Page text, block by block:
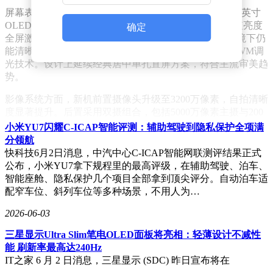
屏幕表现成为新机一大亮点。Turbo 6X Pro预计配备6.78英寸
OLED高刷屏，分辨率达1.5K，支持144Hz刷新率，峰值亮度
全屏激发1800nits，局部激发亮度高达3600nits，强光环境下仍
能清晰显示。为保护用户视力，屏幕采用3840Hz高频PWM调
光技术。设计上延续经典居中单孔直屏方案，符合主流审美趋
势。
影像系统方面，新机前置摄像头升级至3200万像素，自拍清晰
万像素景深镜头，满足日常拍摄需求。若用户需要专业级影像
体验，合并后的OPPO Find X9系列更值得关注，该系列搭载
哈苏影像系统，配备旗舰级传感器与独立影像芯片，AI算法
进一步优化成像效果。
续航能力持续强化。Turbo 6X Pro采用冰川电池技术，电池容
量达8000mAh级别，支持80W有线快充，充电速度与续航时长
均优于标准版。此前发布的Turbo 6已配备9000mAh超大电
满级防水，机身结构经过特殊加固，抗摔性能同步提升。这一
系列升级使Turbo系列在中端市场竞争力进一步增强。
确定
小米YU7闪耀C-ICAP智能评测：辅助驾驶到隐私保护全项满
分领航
快科技6月2日消息，中汽中心C-ICAP智能网联测评结果正式
公布，小米YU7拿下规程里的最高评级，在辅助驾驶、泊车、
智能座舱、隐私保护几个项目全部拿到顶尖评分。自动泊车适
配窄车位、斜列车位等多种场景，不用人为…
2026-06-03
三星显示Ultra Slim笔电OLED面板将亮相：轻薄设计不减性
能 刷新率最高达240Hz
IT之家 6 月 2 日消息，三星显示 (SDC) 昨日宣布将在